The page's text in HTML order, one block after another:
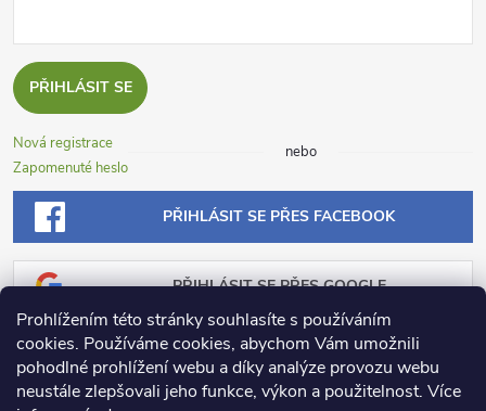
Prohlížením této stránky souhlasíte s používáním
cookies. Používáme cookies, abychom Vám umožnili
pohodlné prohlížení webu a díky analýze provozu webu
neustále zlepšovali jeho funkce, výkon a použitelnost. Více
PŘIHLÁSIT SE
Nová registrace
Zapomenuté heslo
nebo
PŘIHLÁSIT SE PŘES FACEBOOK
PŘIHLÁSIT SE PŘES GOOGLE
PŘIHLÁSIT SE PŘES SEZNAM